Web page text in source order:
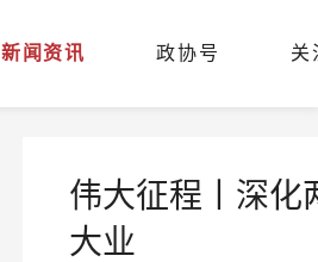
新闻资讯 政协号 关
伟大征程丨深化
大业